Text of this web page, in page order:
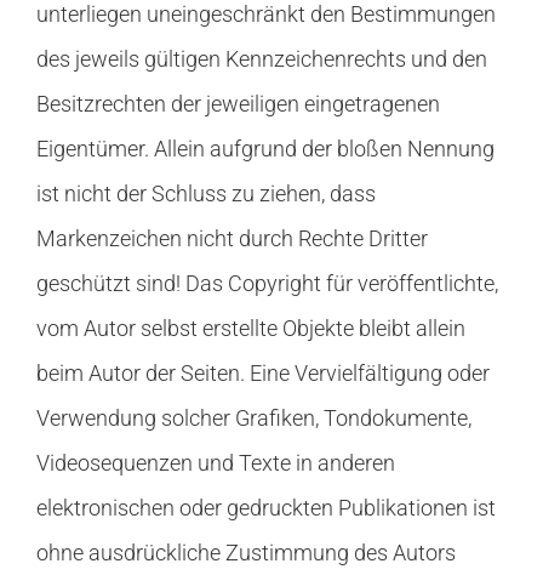
unterliegen uneingeschränkt den Bestimmungen
des jeweils gültigen Kennzeichenrechts und den
Besitzrechten der jeweiligen eingetragenen
Eigentümer. Allein aufgrund der bloßen Nennung
ist nicht der Schluss zu ziehen, dass
Markenzeichen nicht durch Rechte Dritter
geschützt sind! Das Copyright für veröffentlichte,
vom Autor selbst erstellte Objekte bleibt allein
beim Autor der Seiten. Eine Vervielfältigung oder
Verwendung solcher Grafiken, Tondokumente,
Videosequenzen und Texte in anderen
elektronischen oder gedruckten Publikationen ist
ohne ausdrückliche Zustimmung des Autors